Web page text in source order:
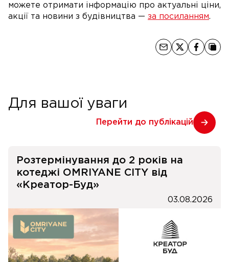
можете отримати інформацію про актуальні ціни,
акції та новини з будівництва — за посиланням.
Для вашої уваги
Перейти до публікацій
Розтермінування до 2 років на
котеджі OMRIYANE CITY від
«Креатор-Буд»
03.08.2026